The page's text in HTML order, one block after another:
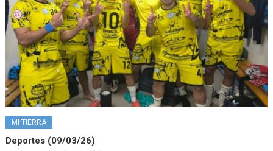
MI TIERRA
Deportes (09/03/26)